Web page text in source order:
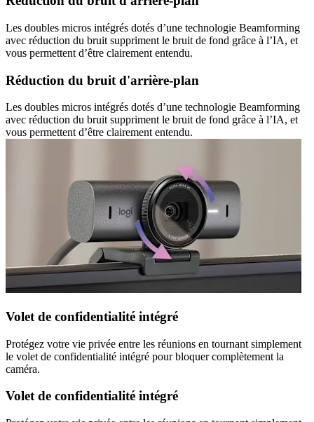
Les doubles micros intégrés dotés d’une technologie Beamforming
avec réduction du bruit suppriment le bruit de fond grâce à l’IA, et
vous permettent d’être clairement entendu.
Réduction du bruit d'arrière-plan
Les doubles micros intégrés dotés d’une technologie Beamforming
avec réduction du bruit suppriment le bruit de fond grâce à l’IA, et
vous permettent d’être clairement entendu.
Volet de confidentialité intégré
Protégez votre vie privée entre les réunions en tournant simplement
le volet de confidentialité intégré pour bloquer complètement la
caméra.
Volet de confidentialité intégré